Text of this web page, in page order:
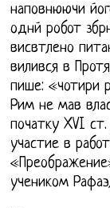
наповнюючи
однй робот
висвтлено
вилився в
пише: «чотири
Рим не мав
початку XVI
участие в
учеником